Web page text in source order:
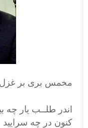
مخمس بری بر غزل
اندر طلــب یار چه
کنون در چه سرایید